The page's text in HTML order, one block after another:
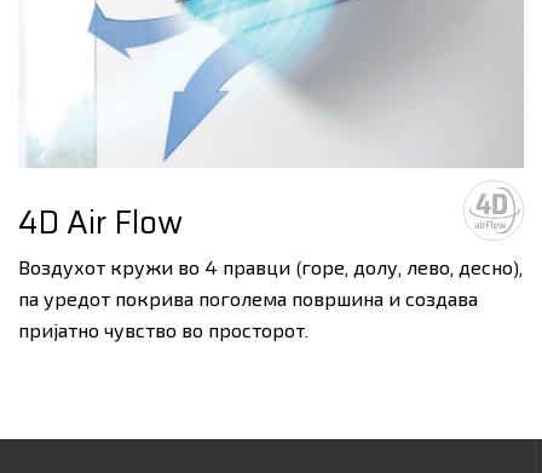
4D Air Flow
Воздухот кружи во 4 правци (горе, долу, лево, десно),
па уредот покрива поголема површина и создава
пријатно чувство во просторот.